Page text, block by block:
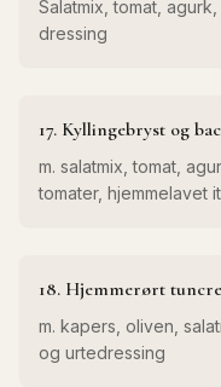
Salatmix, tomat,
dressing
17. Kyllingebryst og
m. salatmix, tomat,
tomater, hjemmelavet
18. Hjemmerørt
m. kapers, oliven,
og urtedressing